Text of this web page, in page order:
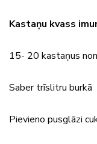
Kastaņu kvass
15- 20 kastaņus
Saber trīslitru burkā
Pievieno pusglāzi